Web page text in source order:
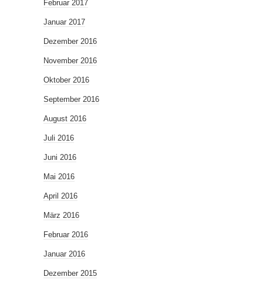
Februar 2017
Januar 2017
Dezember 2016
November 2016
Oktober 2016
September 2016
August 2016
Juli 2016
Juni 2016
Mai 2016
April 2016
März 2016
Februar 2016
Januar 2016
Dezember 2015